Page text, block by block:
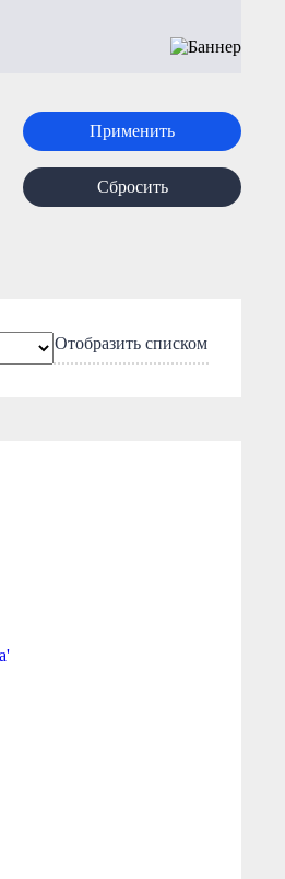
Применить
Сбросить
Отобразить списком